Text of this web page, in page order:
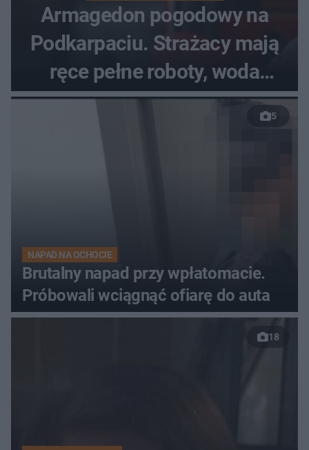
Armagedon pogodowy na
Podkarpaciu. Strażacy mają
ręce pełne roboty, woda
zalewa posesje i budynki
5
NAPAD NA OCHOCIE
Brutalny napad przy wpłatomacie.
Próbowali wciągnąć ofiarę do auta
18